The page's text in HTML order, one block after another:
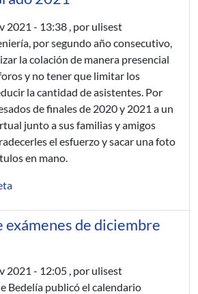
2021 - 13:38 , por ulisest
por segundo año consecutivo,
la colación de manera presencial
y no tener que limitar los
la cantidad de asistentes. Por
de finales de 2020 y 2021 a un
junto a sus familias y amigos
el esfuerzo y sacar una foto
en mano.
exámenes de diciembre
2021 - 12:05 , por ulisest
Bedelía publicó el calendario